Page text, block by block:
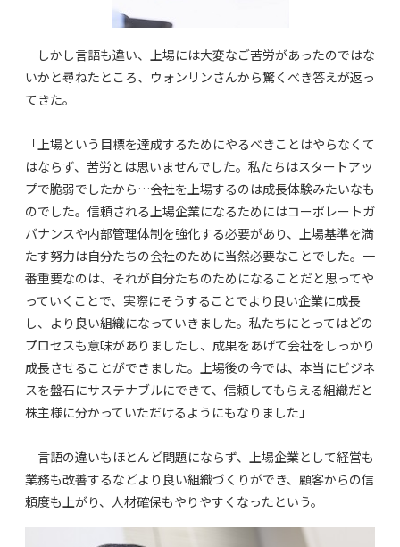
しかし言語も違い、上場には大変なご苦労があったのではな
いかと尋ねたところ、ウォンリンさんから驚くべき答えが返っ
てきた。
「上場という目標を達成するためにやるべきことはやらなくて
はならず、苦労とは思いませんでした。私たちはスタートアッ
プで脆弱でしたから…会社を上場するのは成長体験みたいなも
のでした。信頼される上場企業になるためにはコーポレートガ
バナンスや内部管理体制を強化する必要があり、上場基準を満
たす努力は自分たちの会社のために当然必要なことでした。一
番重要なのは、それが自分たちのためになることだと思ってや
っていくことで、実際にそうすることでより良い企業に成長
し、より良い組織になっていきました。私たちにとってはどの
プロセスも意味がありましたし、成果をあげて会社をしっかり
成長させることができました。上場後の今では、本当にビジネ
スを盤石にサステナブルにできて、信頼してもらえる組織だと
株主様に分かっていただけるようにもなりました」
言語の違いもほとんど問題にならず、上場企業として経営も
業務も改善するなどより良い組織づくりができ、顧客からの信
頼度も上がり、人材確保もやりやすくなったという。